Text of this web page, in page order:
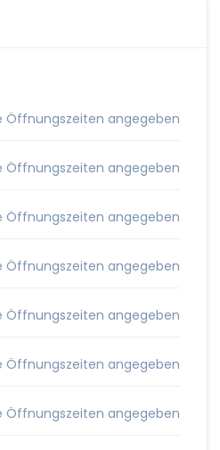
Öffnungszeiten angegeben
Öffnungszeiten angegeben
Öffnungszeiten angegeben
Öffnungszeiten angegeben
Öffnungszeiten angegeben
Öffnungszeiten angegeben
Öffnungszeiten angegeben